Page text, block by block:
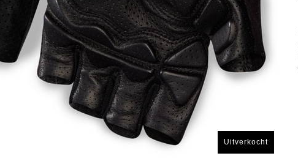
Uitverkocht